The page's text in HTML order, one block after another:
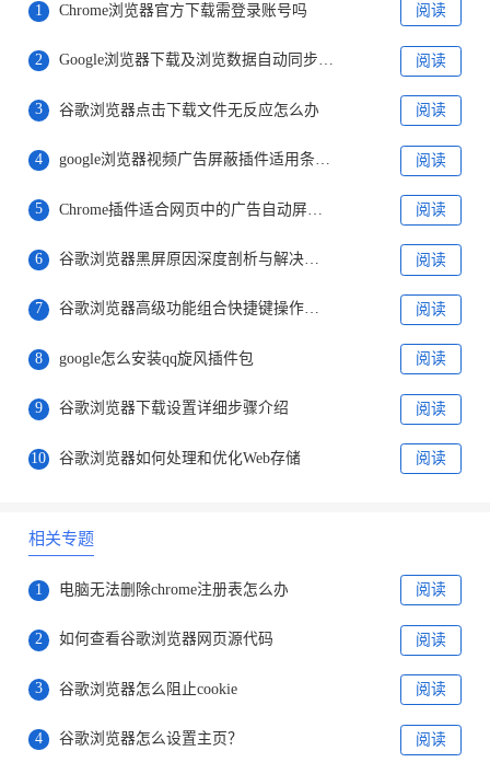
1 Chrome浏览器官方下载需登录账号吗 阅读
2 Google浏览器下载及浏览数据自动同步方法 阅读
3 谷歌浏览器点击下载文件无反应怎么办 阅读
4 google浏览器视频广告屏蔽插件适用条件说明 阅读
5 阅读
6 谷歌浏览器黑屏原因深度剖析与解决方案 阅读
7 谷歌浏览器高级功能组合快捷键操作教程 阅读
8 google怎么安装qq旋风插件包 阅读
9 谷歌浏览器下载设置详细步骤介绍 阅读
10 谷歌浏览器如何处理和优化Web存储 阅读
相关专题
1 电脑无法删除chrome注册表怎么办 阅读
2 如何查看谷歌浏览器网页源代码 阅读
3 谷歌浏览器怎么阻止cookie 阅读
4 谷歌浏览器怎么设置主页？ 阅读